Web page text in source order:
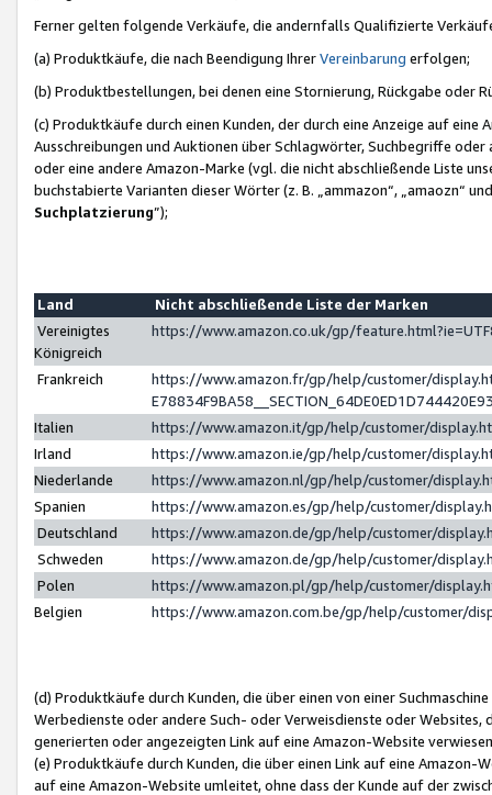
Ferner gelten folgende Verkäufe, die andernfalls Qualifizierte
(a) Produktkäufe, die nach Beendigung IhrerVereinbarung erfolgen;
(b) Produktbestellungen, bei denen eine Stornierung, Rückgabe oder
(c) Produktkäufe durch einen Kunden, der durch eine Anzeige auf
Ausschreibungen und Auktionen über Schlagwörter, Suchbegriffe
oder eine andere Amazon-Marke (vgl. die nicht abschließende Liste
buchstabierte Varianten dieser Wörter (z. B. „ammazon“, „amaozn“
Suchplatzierung”);
Land
Nicht abschließende Liste der Marken
Vereinigtes
Königreich
https://www.amazon.co.uk/gp/
Frankreich
https://www.amazon.fr/gp/help/customer/
Italien
https://www.amazon.it/gp/help/customer/
Irland
https://www.amazon.ie/gp/help/customer/
Niederlande
https://www.amazon.nl/gp/help/customer/
Spanien
https://www.amazon.es/gp/help/customer/
Deutschland
https://www.amazon.de/gp/help/customer/
Schweden
https://www.amazon.de/gp/help/customer/
Polen
https://www.amazon.pl/gp/help/customer/
Belgien
https://www.amazon.com.be/gp/help/customer/
(d) Produktkäufe durch Kunden, die über einen von einer
Werbedienste oder andere Such- oder Verweisdienste oder Websites,
generierten oder angezeigten Link auf eine Amazon-Website
(e) Produktkäufe durch Kunden, die über einen Link auf eine
auf eine Amazon-Website umleitet, ohne dass der Kunde auf der